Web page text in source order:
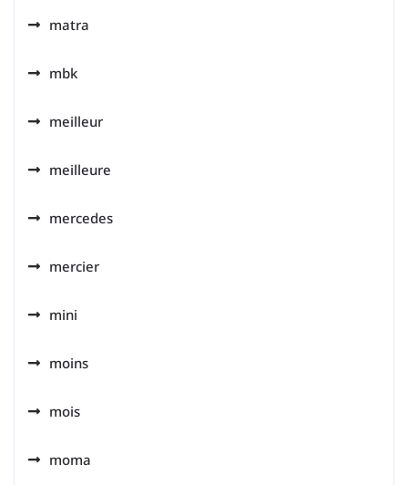
matra
mbk
meilleur
meilleure
mercedes
mercier
mini
moins
mois
moma